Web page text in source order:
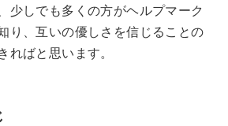
少しでも多くの方がヘルプマーク
り、互いの優しさを信じることの
ればと思います。